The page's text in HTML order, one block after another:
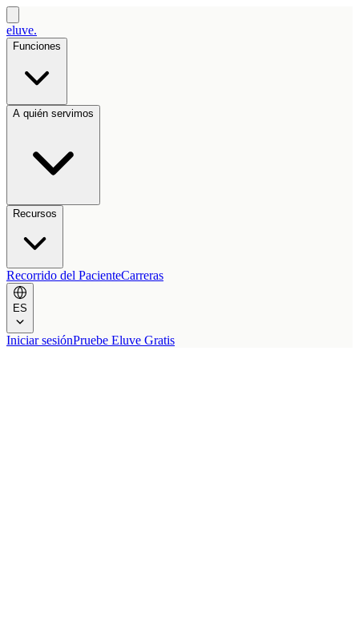
eluve.
Funciones
A quién servimos
Recursos
Recorrido del PacienteCarreras
ES
Iniciar sesiónPruebe Eluve Gratis